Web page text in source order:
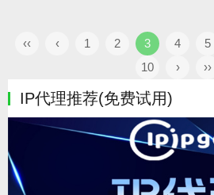
‹‹ ‹ 1 2 3 4 5
10
› ››
IP代理推荐(免费试用)